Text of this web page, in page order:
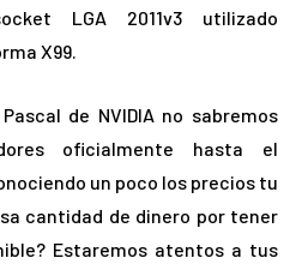
LGA 2011v3 utilizado
X99.
de NVIDIA no sabremos
oficialmente hasta el
un poco los precios tu
cantidad de dinero por tener
Estaremos atentos a tus